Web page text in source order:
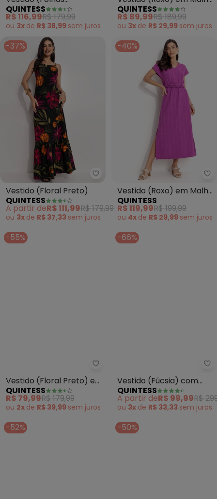
Listradas) em Malha de
Viscose
QUINTESS
R$ 116,99R$ 179,99
ou 3x de R$ 38,99 sem juros
de Viscose
QUINTESS
R$ 89,99R$ 189,99
ou 3x de R$ 29,99 sem juros
-37%
Quintess - Vestido (Floral
Vestido (Floral Preto)
QUINTESS
A partir deR$ 111,99R$ 179,99
ou 3x de R$ 37,33 sem juros
-40%
Vestido (Roxo) em Malha
Texturizada
QUINTESS
R$ 119,99R$ 199,99
ou 4x de R$ 29,99 sem juros
-55%
Quintess - Vestido (Floral
Vestido (Floral Preto) em
Malha de Viscose
QUINTESS
R$ 79,99R$ 179,99
ou 2x de R$ 39,99 semjuros
-66%
Vestido (Fúcsia) com
Detalhe no Decote
Frente
QUINTESS
A partir deR$ 99,99R$
ou 3x de R$ 33,33 sem juros
-52% -50%